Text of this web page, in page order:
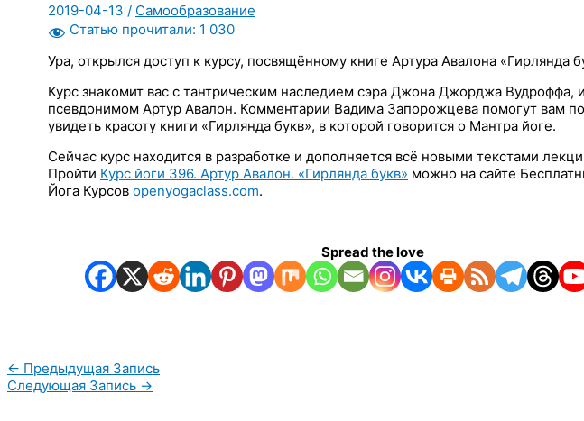
2019-04-13 / Самообразование
Статью прочитали: 1 030
Ура, открылся доступ к курсу, посвящённому книге Артура Авалона «Гирлянда
Курс знакомит вас с тантрическим наследием сэра Джона Джорджа Вудроффа,
псевдонимом Артур Авалон. Комментарии Вадима Запорожцева помогут вам
увидеть красоту книги «Гирлянда букв», в которой говорится о Мантра йоге.
Сейчас курс находится в разработке и дополняется всё новыми текстами
Пройти Курс йоги 396. Артур Авалон. «Гирлянда букв» можно на сайте
Йога Курсов openyogaclass.com.
Spread the love
← Предыдущая Запись
Следующая Запись →